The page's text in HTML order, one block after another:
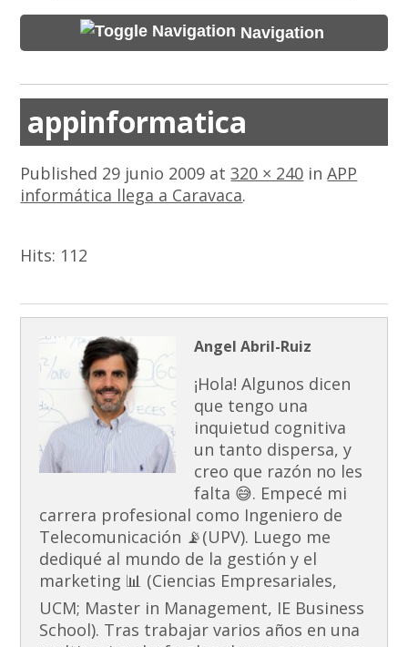
Navigation
appinformatica
Published 29 junio 2009 at320 × 240 inAPP
informática llega a Caravaca.
Hits: 112
Angel Abril-Ruiz
¡Hola! Algunos dicen
que tengo una
inquietud cognitiva
un tanto dispersa, y
creo que razón no les
falta 😅. Empecé mi
carrera profesional como Ingeniero de
Telecomunicación 📡(UPV). Luego me
dediqué al mundo de la gestión y el
marketing 📊 (Ciencias Empresariales,
UCM; Master in Management, IE Business
School). Tras trabajar varios años en una